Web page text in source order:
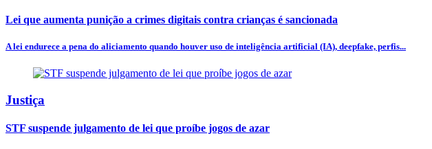
Lei que aumenta punição a crimes digitais contra crianças é sancionada
A lei endurece a pena do aliciamento quando houver uso de inteligência artificial (IA), deepfake, perfis...
Justiça
STF suspende julgamento de lei que proíbe jogos de azar